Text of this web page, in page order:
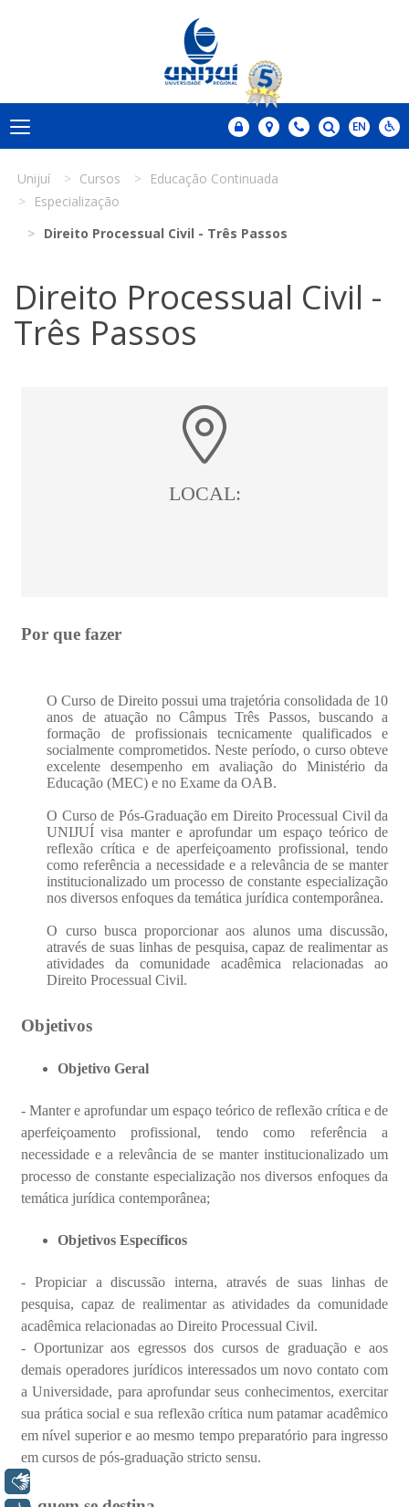
Unijuí Cursos
Educação Continuada
Especialização
Direito Processual Civil - Três Passos
Direito Processual Civil -
Três Passos